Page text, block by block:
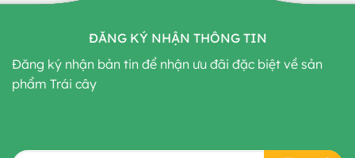
ĐĂNG KÝ NHẬN THÔNG TIN
Đăng ký nhận bản tin để nhận ưu đãi đặc biệt về sản
phẩm Trái cây